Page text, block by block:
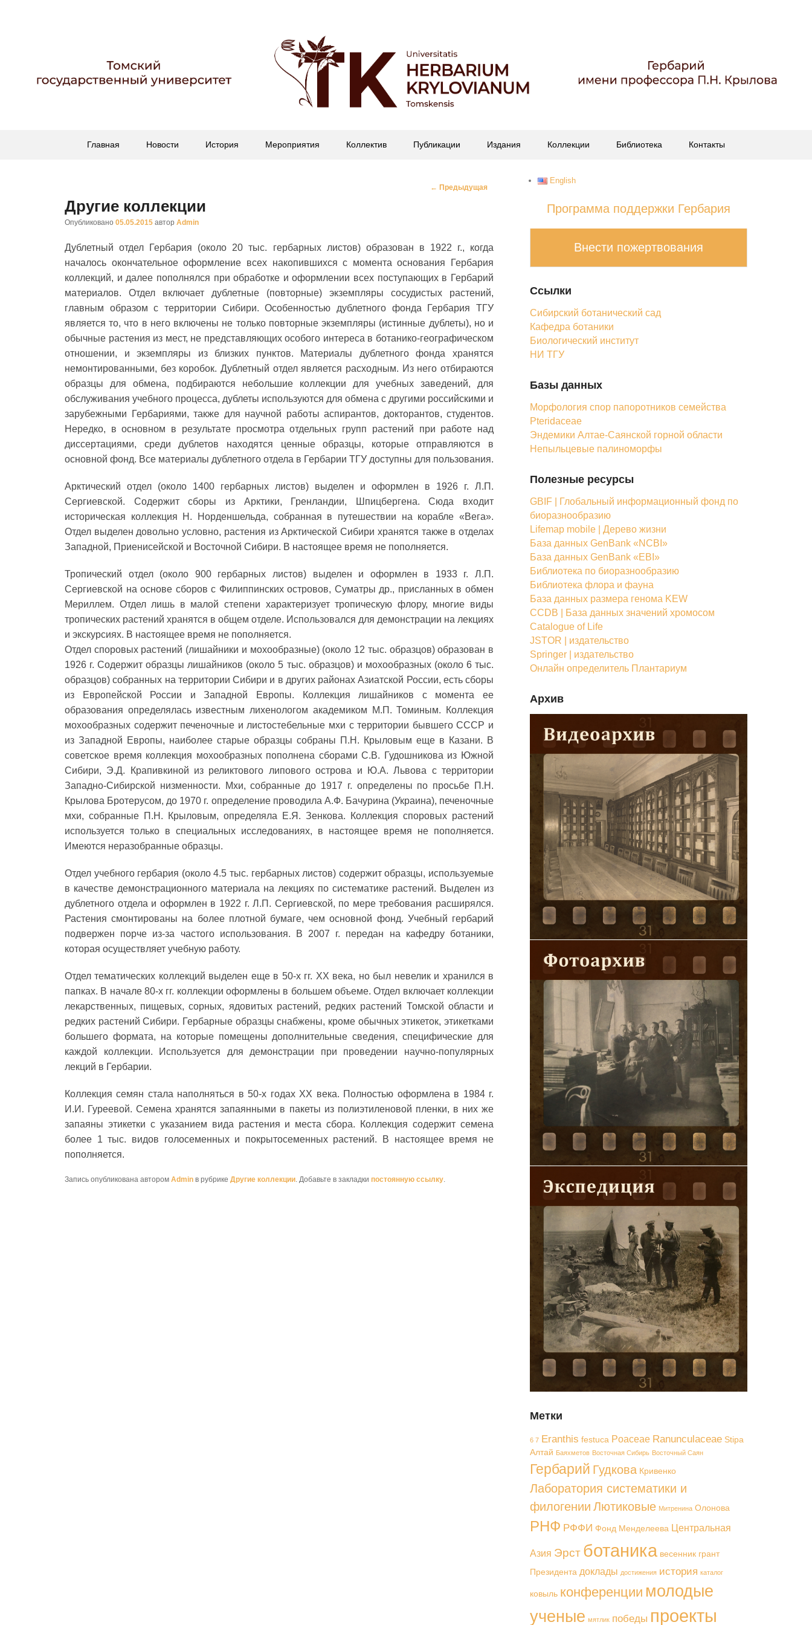
Главная Новости История Мероприятия Коллектив Публикации Издания Коллекции Библиотека Контакты
Навигация
← Предыдущая
Другие коллекции
Опубликовано 05.05.2015 автор Admin
Дублетный отдел Гербария (около 20 тыс. гербарных листов) образован в 1922 г., когда
началось окончательное оформление всех накопившихся с момента основания Гербария
коллекций, и далее пополнялся при обработке и оформлении всех поступающих в Гербарий
материалов. Отдел включает дублетные (повторные) экземпляры сосудистых растений,
главным образом с территории Сибири. Особенностью дублетного фонда Гербария ТГУ
является то, что в него включены не только повторные экземпляры (истинные дублеты), но и
обычные растения из мест, не представляющих особого интереса в ботанико-географическом
отношении, и экземпляры из близких пунктов. Материалы дублетного фонда хранятся
немонтированными, без коробок. Дублетный отдел является расходным. Из него отбираются
образцы для обмена, подбираются небольшие коллекции для учебных заведений, для
обслуживания учебного процесса, дублеты используются для обмена с другими российскими и
зарубежными Гербариями, также для научной работы аспирантов, докторантов, студентов.
Нередко, в основном в результате просмотра отдельных групп растений при работе над
диссертациями, среди дублетов находятся ценные образцы, которые отправляются в
основной фонд. Все материалы дублетного отдела в Гербарии ТГУ доступны для пользования.
Арктический отдел (около 1400 гербарных листов) выделен и оформлен в 1926 г. Л.П.
Сергиевской. Содержит сборы из Арктики, Гренландии, Шпицбергена. Сюда входит
историческая коллекция Н. Норденшельда, собранная в путешествии на корабле «Вега».
Отдел выделен довольно условно, растения из Арктической Сибири хранятся также в отделах
Западной, Приенисейской и Восточной Сибири. В настоящее время не пополняется.
Тропический отдел (около 900 гербарных листов) выделен и оформлен в 1933 г. Л.П.
Сергиевской на основе сборов с Филиппинских островов, Суматры др., присланных в обмен
Мериллем. Отдел лишь в малой степени характеризует тропическую флору, многие виды
тропических растений хранятся в общем отделе. Использовался для демонстрации на лекциях
и экскурсиях. В настоящее время не пополняется.
Отдел споровых растений (лишайники и мохообразные) (около 12 тыс. образцов) образован в
1926 г. Содержит образцы лишайников (около 5 тыс. образцов) и мохообразных (около 6 тыс.
образцов) собранных на территории Сибири и в других районах Азиатской России, есть сборы
из Европейской России и Западной Европы. Коллекция лишайников с момента ее
образования определялась известным лихенологом академиком М.П. Томиным. Коллекция
мохообразных содержит печеночные и листостебельные мхи с территории бывшего СССР и
из Западной Европы, наиболее старые образцы собраны П.Н. Крыловым еще в Казани. В
советское время коллекция мохообразных пополнена сборами С.В. Гудошникова из Южной
Сибири, Э.Д. Крапивкиной из реликтового липового острова и Ю.А. Львова с территории
Западно-Сибирской низменности. Мхи, собранные до 1917 г. определены по просьбе П.Н.
Крылова Бротерусом, до 1970 г. определение проводила А.Ф. Бачурина (Украина), печеночные
мхи, собранные П.Н. Крыловым, определяла Е.Я. Зенкова. Коллекция споровых растений
используется только в специальных исследованиях, в настоящее время не пополняется.
Имеются неразобранные образцы.
Отдел учебного гербария (около 4.5 тыс. гербарных листов) содержит образцы, используемые
в качестве демонстрационного материала на лекциях по систематике растений. Выделен из
дублетного отдела и оформлен в 1922 г. Л.П. Сергиевской, по мере требования расширялся.
Растения смонтированы на более плотной бумаге, чем основной фонд. Учебный гербарий
подвержен порче из-за частого использования. В 2007 г. передан на кафедру ботаники,
которая осуществляет учебную работу.
Отдел тематических коллекций выделен еще в 50-х гг. ХХ века, но был невелик и хранился в
папках. В начале 80-х гг. коллекции оформлены в большем объеме. Отдел включает коллекции
лекарственных, пищевых, сорных, ядовитых растений, редких растений Томской области и
редких растений Сибири. Гербарные образцы снабжены, кроме обычных этикеток, этикетками
большего формата, на которые помещены дополнительные сведения, специфические для
каждой коллекции. Используется для демонстрации при проведении научно-популярных
лекций в Гербарии.
Коллекция семян стала наполняться в 50-х годах ХХ века. Полностью оформлена в 1984 г.
И.И. Гуреевой. Семена хранятся запаянными в пакеты из полиэтиленовой пленки, в них же
запаяны этикетки с указанием вида растения и места сбора. Коллекция содержит семена
более 1 тыс. видов голосеменных и покрытосеменных растений. В настоящее время не
пополняется.
Запись опубликована автором Admin в рубрике Другие коллекции. Добавьте в закладки постоянную ссылку.
English
Программа поддержки Гербария
Внести пожертвования
Ссылки
Сибирский ботанический сад
Кафедра ботаники
Биологический институт
НИ ТГУ
Базы данных
Морфология спор папоротников семейства
Pteridaceae
Эндемики Алтае-Саянской горной области
Непыльцевые палиноморфы
Полезные ресурсы
GBIF | Глобальный информационный фонд по
биоразнообразию
Lifemap mobile | Дерево жизни
База данных GenBank «NCBI»
База данных GenBank «EBI»
Библиотека по биоразнообразию
Библиотека флора и фауна
База данных размера генома KEW
CCDB | База данных значений хромосом
Catalogue of Life
JSTOR | издательство
Springer | издательство
Онлайн определитель Плантариум
Архив
Метки
6 7 Eranthis festuca Poaceae Ranunculaceae Stipa
Алтай Баяхметов Восточная Сибирь Восточный Саян
Гербарий Гудкова Кривенко
Лаборатория систематики и
филогении Лютиковые Митренина Олонова
РНФ РФФИ Фонд Менделеева Центральная
Азия Эрст ботаника весенник грант
Президента доклады достижения история каталог
ковыль конференции молодые
ученые мятлик победы проекты